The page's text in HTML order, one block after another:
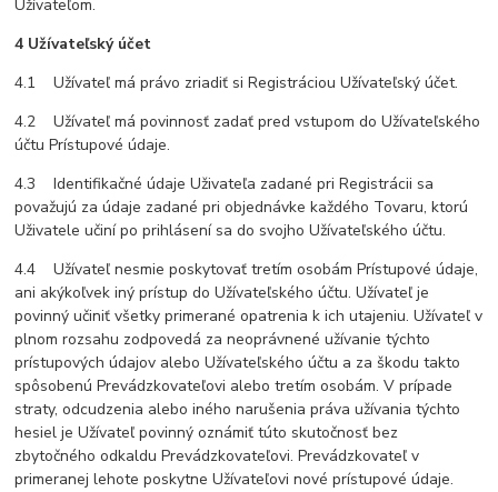
Užívateľom.
4 Užívateľský účet
4.1 Užívateľ má právo zriadiť si Registráciou Užívateľský účet.
4.2 Užívateľ má povinnosť zadať pred vstupom do Užívateľského
účtu Prístupové údaje.
4.3 Identifikačné údaje Uživateľa zadané pri Registrácii sa
považujú za údaje zadané pri objednávke každého Tovaru, ktorú
Uživatele učiní po prihlásení sa do svojho Užívateľského účtu.
4.4 Užívateľ nesmie poskytovať tretím osobám Prístupové údaje,
ani akýkoľvek iný prístup do Užívateľského účtu. Užívateľ je
povinný učiniť všetky primerané opatrenia k ich utajeniu. Užívateľ v
plnom rozsahu zodpovedá za neoprávnené užívanie týchto
prístupových údajov alebo Užívateľského účtu a za škodu takto
spôsobenú Prevádzkovateľovi alebo tretím osobám. V prípade
straty, odcudzenia alebo iného narušenia práva užívania týchto
hesiel je Užívateľ povinný oznámiť túto skutočnosť bez
zbytočného odkaldu Prevádzkovateľovi. Prevádzkovateľ v
primeranej lehote poskytne Užívateľovi nové prístupové údaje.